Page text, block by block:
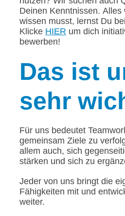
Deinen Kenntnissen. Alles
wissen musst, lernst Du
Klicke HIER um dich
bewerben!
Das ist
sehr
Für uns bedeutet
gemeinsam Ziele zu
allem auch, sich
stärken und sich zu
Jeder von uns bringt die
Fähigkeiten mit und
weiter.